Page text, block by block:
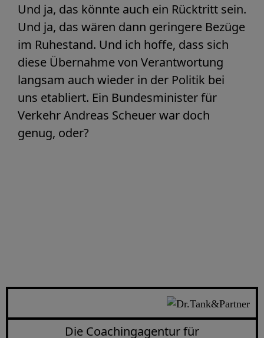
Und ja, das könnte auch ein Rücktritt sein.
Und ja, das wären dann geringere Bezüge
im Ruhestand. Und ich hoffe, dass sich
diese Übernahme von Verantwortung
langsam auch wieder in der Politik bei
uns etabliert. Ein Bundesminister für
Verkehr Andreas Scheuer war doch
genug, oder?
Die Coachingagentur für